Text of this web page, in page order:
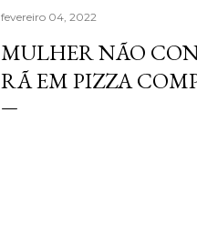
fevereiro 04, 2022
MULHER NÃO
RÃ EM PIZZA